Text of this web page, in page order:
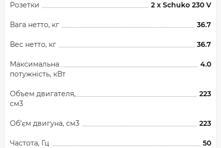
Розетки 2 x Schuko 230 V
Вага нетто, кг 36.7
Вес нетто, кг 36.7
Максимальна
потужність, кВт
4.0
Объем двигателя,
см3
223
Об’єм двигуна, см3 223
Частота, Гц 50